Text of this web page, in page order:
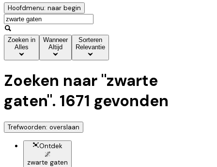
Hoofdmenu: naar begin
Zoeken in
Alles
Wanneer
Altijd
Sorteren
Relevantie
Zoeken naar "zwarte
gaten". 1671 gevonden
Trefwoorden: overslaan
Ontdek
🌌
zwarte gaten